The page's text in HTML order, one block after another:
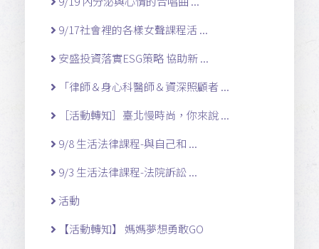
9/17社會裡的各樣女聲課程活 ...
安盛投資落實ESG策略 協助新 ...
「律師＆身心科醫師＆資深照顧者 ...
［活動轉知］臺北慢時尚，你來說 ...
9/8 生活法律課程-與自己和 ...
9/3 生活法律課程-法院訴訟 ...
活動
【活動轉知】 媽媽夢想勇敢GO